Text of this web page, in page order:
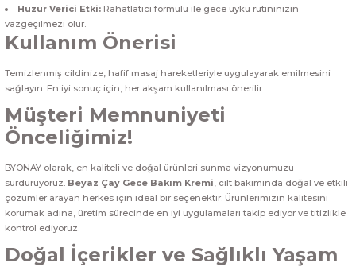
Huzur Verici Etki: Rahatlatıcı formülü ile gece uyku rutininizin
vazgeçilmezi olur.
Kullanım Önerisi
Temizlenmiş cildinize, hafif masaj hareketleriyle uygulayarak emilmesini
sağlayın. En iyi sonuç için, her akşam kullanılması önerilir.
Müşteri Memnuniyeti
Önceliğimiz!
BYONAY olarak, en kaliteli ve doğal ürünleri sunma vizyonumuzu
sürdürüyoruz. Beyaz Çay Gece Bakım Kremi, cilt bakımında doğal ve etkili
çözümler arayan herkes için ideal bir seçenektir. Ürünlerimizin kalitesini
korumak adına, üretim sürecinde en iyi uygulamaları takip ediyor ve titizlikle
kontrol ediyoruz.
Doğal İçerikler ve Sağlıklı Yaşam